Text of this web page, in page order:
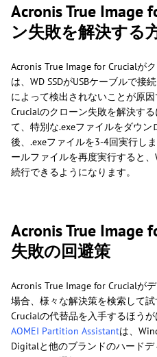
Acronis True Image
ン失敗を解決する
Acronis True Image for Crucialが
は、WD SSDがUSBケーブルで接
によって検出されないことが原
Crucialのクローン失敗を解決す
て、特別な.exeファイルをダウ
後、.exeファイルを3-4回実行し
ールファイルを再度実行すると
続行できるようになります。
Acronis True Image
失敗の回避策
Acronis True Image for Crucialが
場合、様々な解決策を検索して
Crucialの代替品を入手するほう
AOMEI Partition Assistantは、
Digitalと他のブランドのハード